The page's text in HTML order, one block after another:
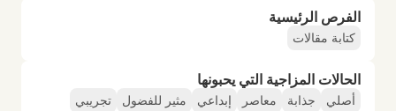
الفرص الرئيسية
كتابة مقالات
الحالات المزاجية التي يحبونها
أصلي جذابة معاصر إبداعي مثير للفضول
تجريبي